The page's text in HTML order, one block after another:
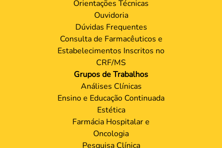
Orientações Técnicas
Ouvidoria
Dúvidas Frequentes
Consulta de Farmacêuticos e
Estabelecimentos Inscritos no
CRF/MS
Grupos de Trabalhos
Análises Clínicas
Ensino e Educação Continuada
Estética
Farmácia Hospitalar e
Oncologia
Pesquisa Clínica